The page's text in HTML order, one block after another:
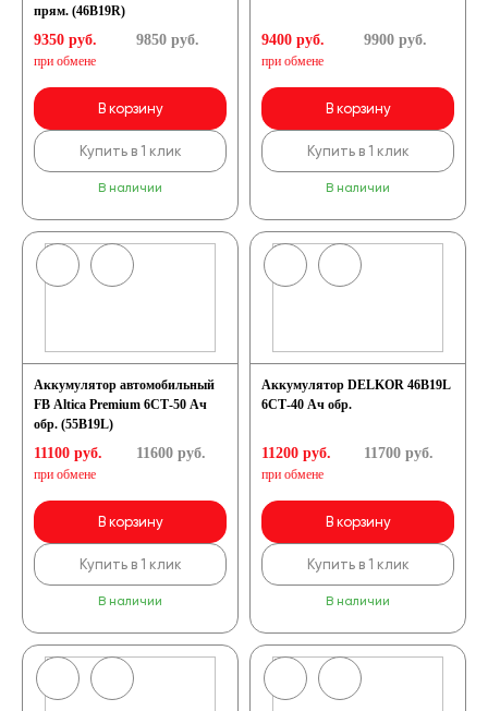
прям. (46B19R)
9350 руб.
при обмене
9850руб.
В корзину
Купить в 1 клик
В наличии
9400 руб.
при обмене
9900руб.
В корзину
Купить в 1 клик
В наличии
Аккумулятор автомобильный
FB Altica Premium 6СТ-50 Ач
обр. (55B19L)
11100 руб.
при обмене
11600руб.
В корзину
Купить в 1 клик
В наличии
Аккумулятор DELKOR 46B19L
6СТ-40 Ач обр.
11200 руб.
при обмене
11700руб.
В корзину
Купить в 1 клик
В наличии